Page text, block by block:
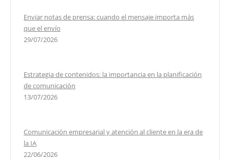
Enviar notas de prensa: cuando el mensaje importa más
que el envío
29/07/2026
Estrategia de contenidos: la importancia en la planificación
de comunicación
13/07/2026
Comunicación empresarial y atención al cliente en la era de
la IA
22/06/2026